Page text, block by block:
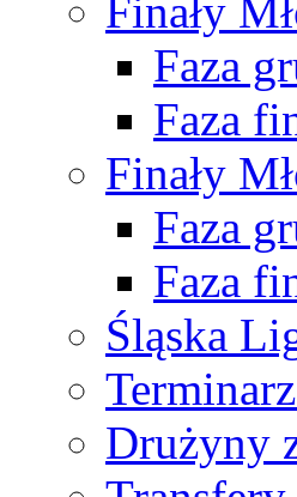
Finały
Faza
Faza
Finały
Faza
Faza
Śląska
Drużyny